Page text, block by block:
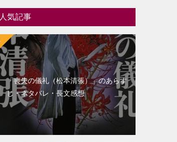
人気記事
「喪失の儀礼（松本清張）」のあらす
じ・ネタバレ・長文感想